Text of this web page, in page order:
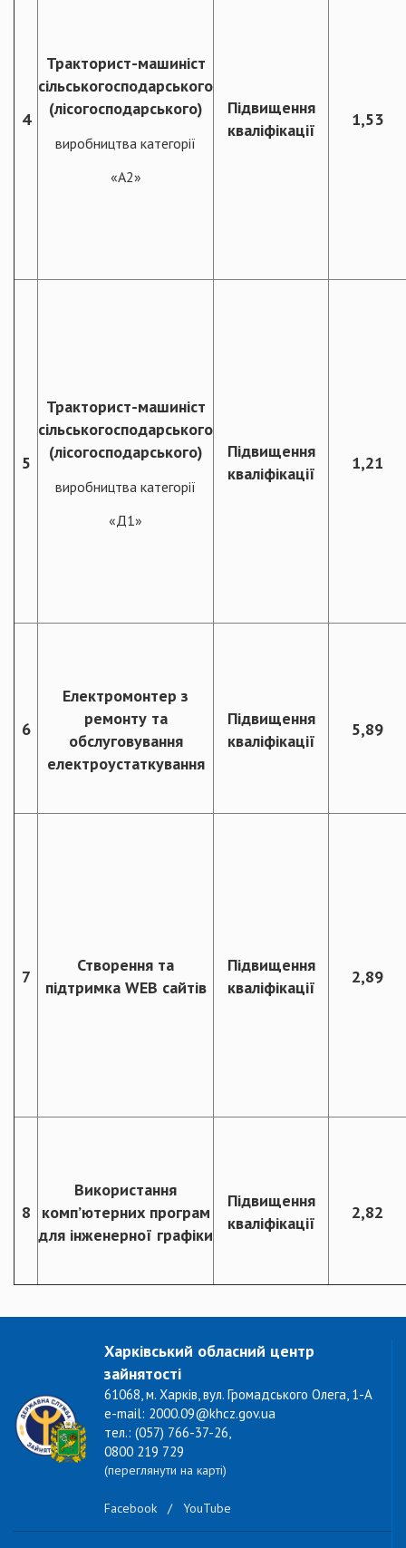
4
Тракторист-машиніст
сільськогосподарського
(лісогосподарського)
виробництва категорії
«А2»
Підвищення
кваліфікації
1,53
5
Тракторист-машиніст
сільськогосподарського
(лісогосподарського)
виробництва категорії
«Д1»
Підвищення
кваліфікації
1,21
6
Електромонтер з
ремонту та
обслуговування
електроустаткування
Підвищення
кваліфікації
5,89
7
Створення та
підтримка WEB сайтів
Підвищення
кваліфікації
2,89
8
Використання
комп’ютерних програм
для інженерної графіки
Підвищення
кваліфікації
2,82
Харківський обласний центр
зайнятості
61068, м. Харків, вул. Громадського Олега, 1-А
e-mail: 2000.09@khcz.gov.ua
тел.: (057) 766-37-26,
0800 219 729
(переглянути на карті)
Facebook / YouTube